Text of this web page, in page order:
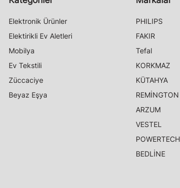
Elektronik Ürünler
Elektirikli Ev Aletleri
Mobilya
Ev Tekstili
Züccaciye
Beyaz Eşya
PHILIPS
FAKIR
Tefal
KORKMAZ
KÜTAHYA
REMİNGTON
ARZUM
VESTEL
POWERTECH
BEDLİNE